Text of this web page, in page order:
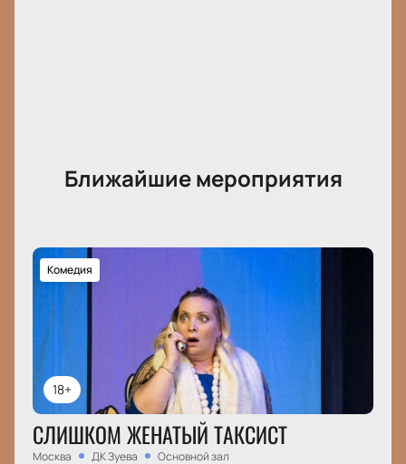
Ближайшие мероприятия
18+
Комедия
СЛИШКОМ ЖЕНАТЫЙ ТАКСИСТ
Москва ДК Зуева Основной зал